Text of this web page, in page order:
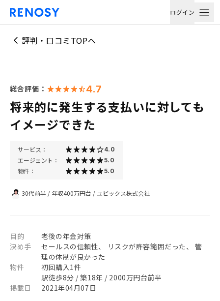
ログイン
評判・口コミTOPへ
総合評価： 4.7
将来的に発生する支払いに対しても
イメージできた
サービス： 4.0
エージェント： 5.0
物件： 5.0
30代前半 / 年収400万円台 / ユビックス株式会社
目的
老後の年金対策
決め手
セールスの信頼性、 リスクが許容範囲だった、 管
理の体制が良かった
物件
初回購入1件
駅徒歩8分 / 築18年 / 2000万円台前半
掲載日
2021年04月07日